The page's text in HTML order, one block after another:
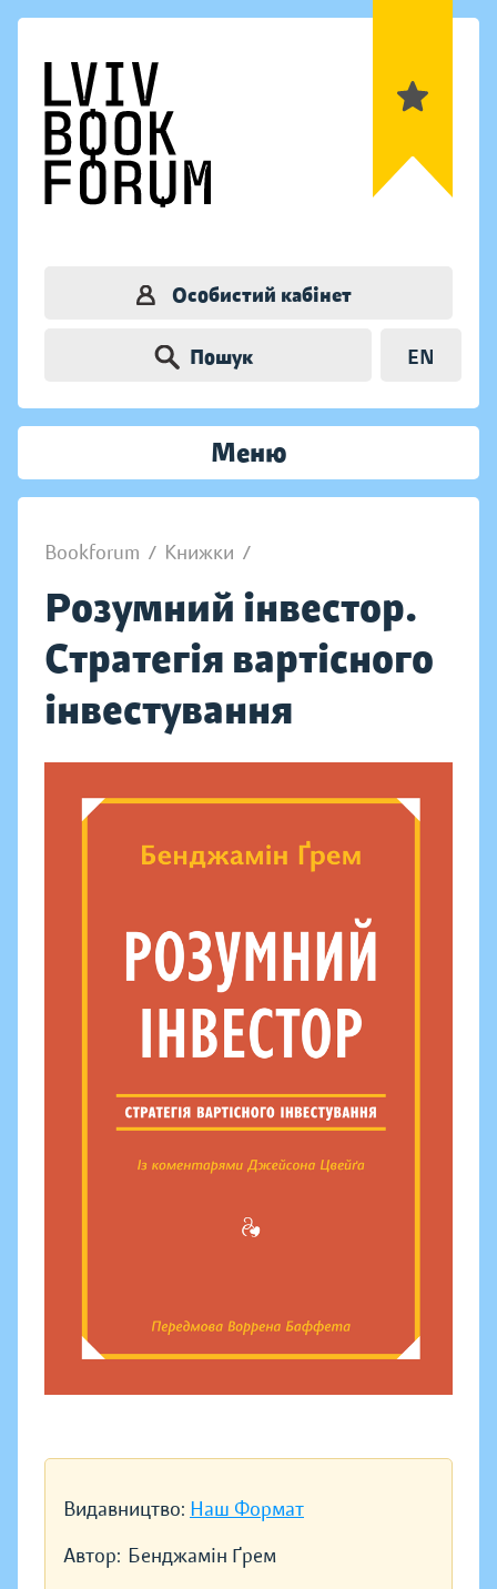
Особистий кабінет
Пошук EN
Меню
Bookforum / Книжки /
Розумний інвестор.
Стратегія вартісного
інвестування
Видавництво: Наш Формат
Автор: Бенджамін Ґрем